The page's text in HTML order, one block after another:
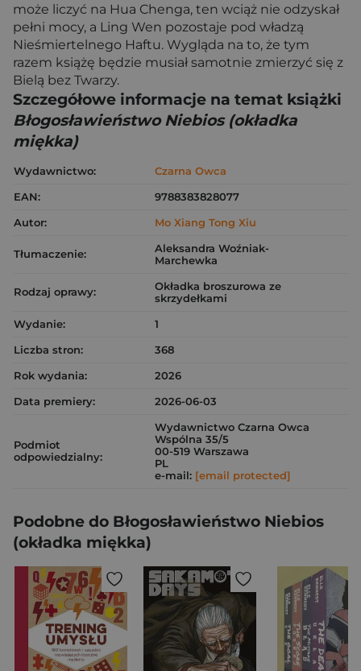
może liczyć na Hua Chenga, ten wciąż nie odzyskał
pełni mocy, a Ling Wen pozostaje pod władzą
Nieśmiertelnego Haftu. Wygląda na to, że tym
razem książę będzie musiał samotnie zmierzyć się z
Bielą bez Twarzy.
Szczegółowe informacje na temat książki
Błogosławieństwo Niebios (okładka
miękka)
Wydawnictwo:
Czarna Owca
EAN:
9788383828077
Autor:
Mo Xiang Tong Xiu
Tłumaczenie:
Aleksandra Woźniak-
Marchewka
Rodzaj oprawy:
Okładka broszurowa ze
skrzydełkami
Wydanie:
1
Liczba stron:
368
Rok wydania:
2026
Data premiery:
2026-06-03
Podmiot
odpowiedzialny:
Wydawnictwo Czarna Owca
Wspólna 35/5
00-519 Warszawa
PL
e-mail: [email protected]
Podobne do Błogosławieństwo Niebios
(okładka miękka)